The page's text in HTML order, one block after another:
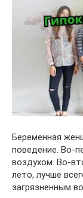
Беременная
поведение. Во-
воздухом. Во-
лето, лучше
загрязненным